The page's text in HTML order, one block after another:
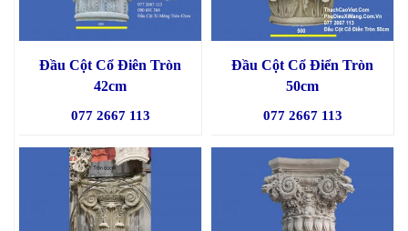
Đầu Cột Cổ Điên Tròn
42cm
077 2667 113
Đầu Cột Cổ Điển Tròn
50cm
077 2667 113